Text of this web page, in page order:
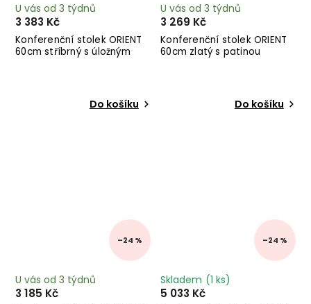
Konferenční stolek ORIENT
60cm stříbrný s úložným
U vás od 3 týdnů
3 383 Kč
Do košíku
Konferenční stolek ORIENT
60cm zlatý s patinou
U vás od 3 týdnů
3 269 Kč
Do košíku
–24 %
U vás od 3 týdnů
3 185 Kč
–24 %
Skladem (1 ks)
5 033 Kč